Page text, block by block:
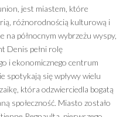
jest miastem, które
różnorodnością kulturową i
na północnym wybrzeżu wyspy,
Denis pełni rolę
i ekonomicznego centrum
spotykają się wpływy wielu
która odzwierciedla bogatą
społeczność. Miasto zostało